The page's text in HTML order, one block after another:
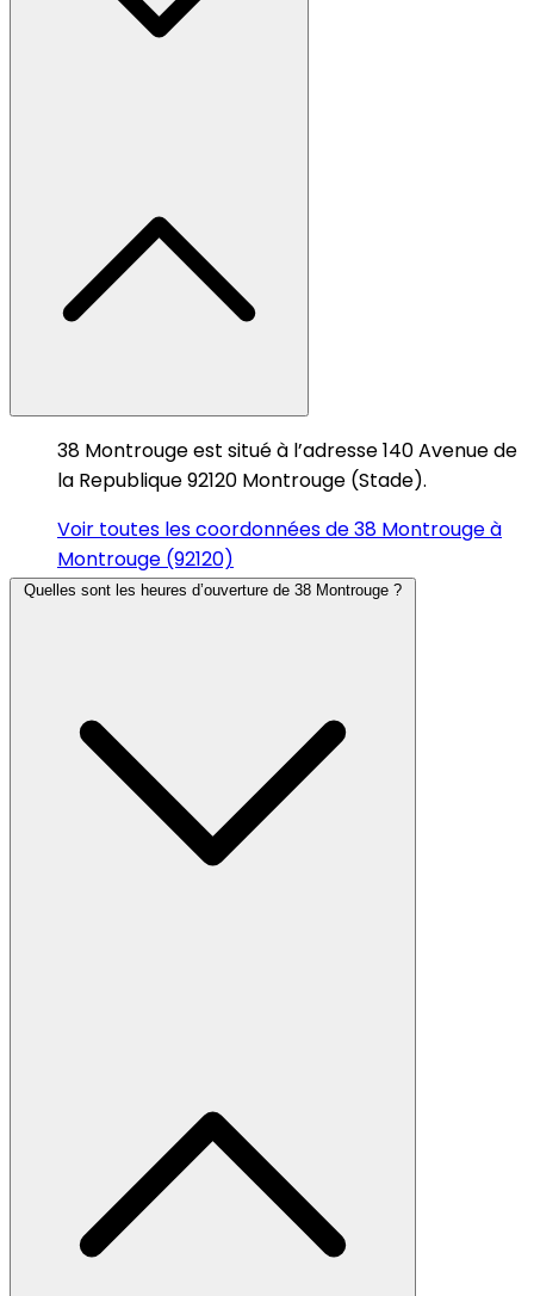
38 Montrouge est situé à l’adresse 140 Avenue de
la Republique 92120 Montrouge (Stade).
Voir toutes les coordonnées de 38 Montrouge à
Montrouge (92120)
Quelles sont les heures d’ouverture de 38 Montrouge ?